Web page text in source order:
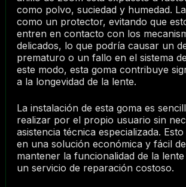
como polvo, suciedad y humedad.
como un protector, evitando que
entren en contacto con los
delicados, lo que podría causar un
prematuro o un fallo en el sistema
este modo, esta goma contribuye
a la longevidad de la lente.
La instalación de esta goma es
realizar por el propio usuario sin
asistencia técnica especializada.
en una solución económica y fácil
mantener la funcionalidad de la
un servicio de reparación costoso.